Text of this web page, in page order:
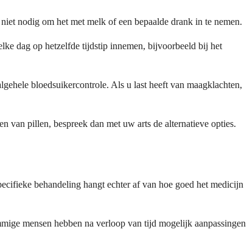
nodig om het met melk of een bepaalde drank in te nemen.
dag op hetzelfde tijdstip innemen, bijvoorbeeld bij het
bloedsuikercontrole. Als u last heeft van maagklachten,
van pillen, bespreek dan met uw arts de alternatieve opties.
behandeling hangt echter af van hoe goed het medicijn
mensen hebben na verloop van tijd mogelijk aanpassingen